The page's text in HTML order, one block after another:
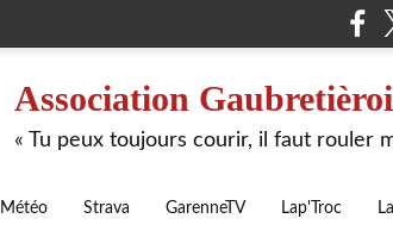
Association
« Tu peux toujours courir, il faut rouler
Météo Strava GarenneTV Lap'Troc